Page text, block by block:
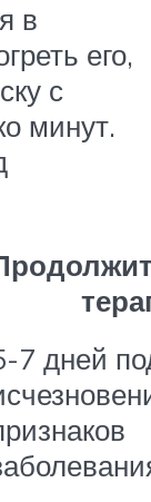
в
его,
с
минут.
7 дней